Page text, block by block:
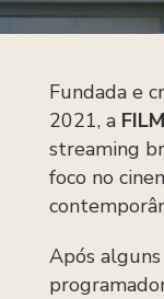
Fundada e
2021, a
streaming
foco no
Após